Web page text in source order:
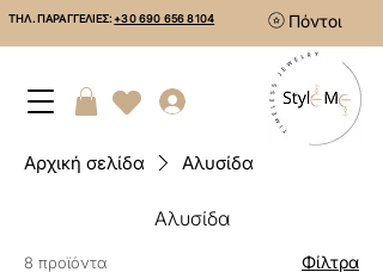
ΤΗΛ. ΠΑΡΑΓΓΕΛΙΕΣ:+30 690 656 8104 Πόντοι
Αρχική σελίδα Αλυσίδα
Αλυσίδα
8 προϊόντα Φίλτρα